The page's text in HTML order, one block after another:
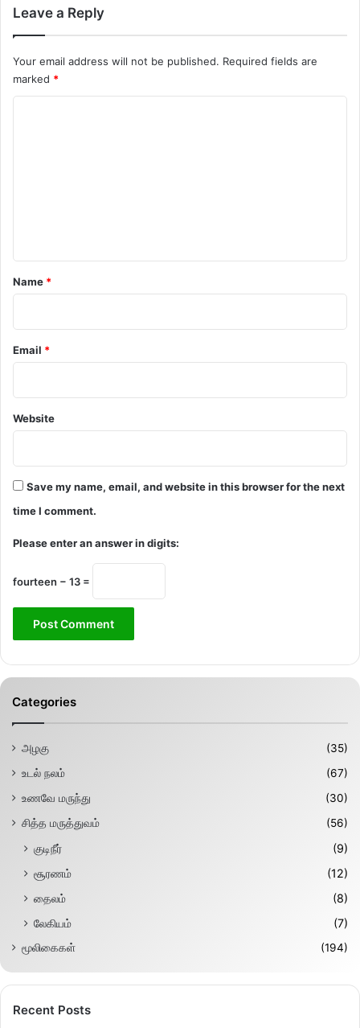
Leave a Reply
Your email address will not be published. Required fields are
marked *
*
Name *
Email *
Website
Save my name, email, and website in this browser for the next
time I comment.
Please enter an answer in digits:
fourteen − 13 =
Categories
அழகு
(35)
உடல் நலம்
(67)
உணவே மருந்து
(30)
சித்த மருத்துவம்
(56)
குடிநீர்
(9)
சூரணம்
(12)
தைலம்
(8)
லேகியம்
(7)
மூலிகைகள் (194)
Recent Posts